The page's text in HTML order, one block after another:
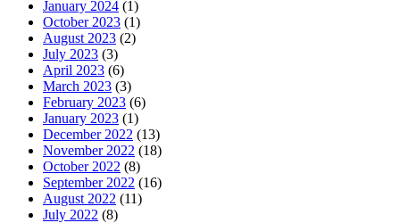
January 2024 (1)
October 2023 (1)
August 2023 (2)
July 2023 (3)
April 2023 (6)
March 2023 (3)
February 2023 (6)
January 2023 (1)
December 2022 (13)
November 2022 (18)
October 2022 (8)
September 2022 (16)
August 2022 (11)
July 2022 (8)